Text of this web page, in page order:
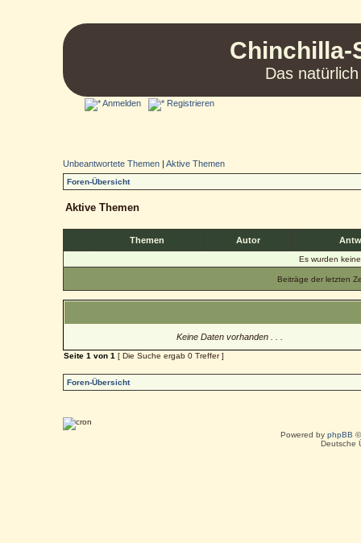
Chinchilla-
Das
Anmelden Registrieren
Unbeantwortete Themen |Aktive Themen
Foren-Übersicht
Aktive Themen
Themen Autor
Es wurden
Beiträge der letzten
Keine Daten vorhanden . . .
Seite1 von1 [ Die Suche ergab 0 Treffer ]
Foren-Übersicht
Powered by phpBB
Deutsche